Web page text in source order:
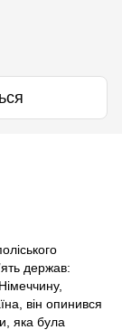
держав:
він опинився
яка була